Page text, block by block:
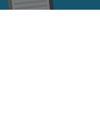
להסתגל